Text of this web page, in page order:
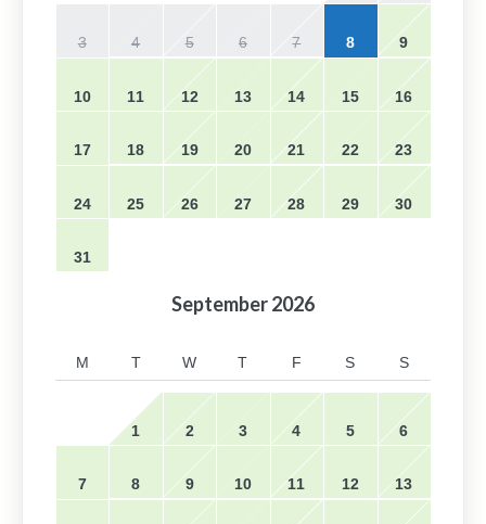
3 4 5 6 7 8 9
10 11 12 13 14 15 16
17 18 19 20 21 22 23
24 25 26 27 28 29 30
31
September2026
M T W T F S S
1 2 3 4 5 6
7 8 9 10 11 12 13